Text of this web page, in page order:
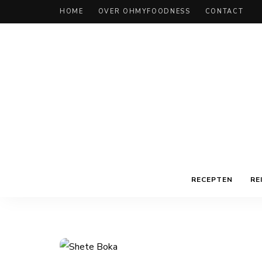
HOME OVER OHMYFOODNESS CONTACT
RECEPTEN